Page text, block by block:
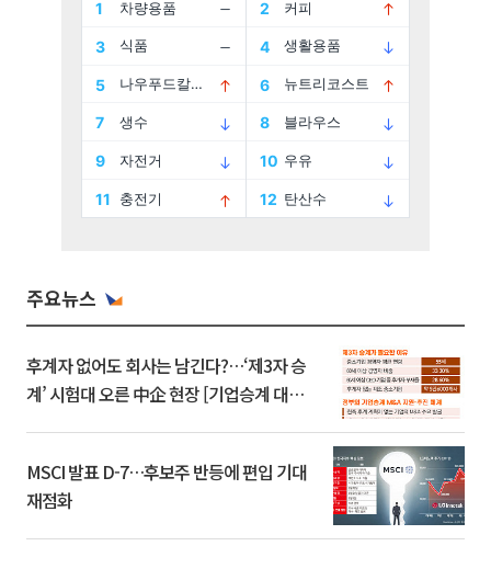
주요뉴스
후계자 없어도 회사는 남긴다?…‘제3자 승
계’ 시험대 오른 中企 현장 [기업승계 대전
MSCI 발표 D-7…후보주 반등에 편입 기대
재점화